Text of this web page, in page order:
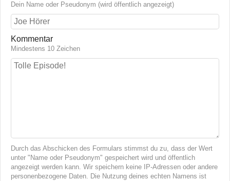
Dein Name oder Pseudonym (wird öffentlich angezeigt)
Kommentar
Mindestens 10 Zeichen
Durch das Abschicken des Formulars stimmst du zu, dass der Wert
unter "Name oder Pseudonym" gespeichert wird und öffentlich
angezeigt werden kann. Wir speichern keine IP-Adressen oder andere
personenbezogene Daten. Die Nutzung deines echten Namens ist